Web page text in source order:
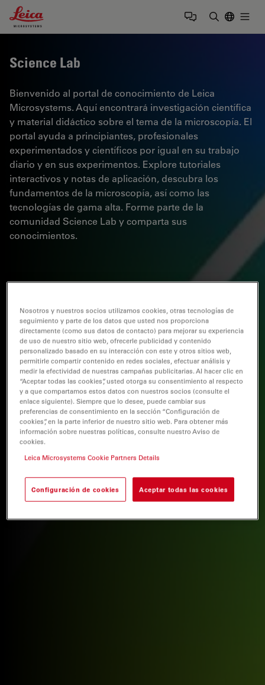
Leica Microsystems Logo
Science Lab
Bienvenido al portal de conocimiento de Leica
Microsystems. Aquí encontrará investigación científica
y material didáctico sobre el tema de la microscopía. El
portal ayuda a principiantes, profesionales
experimentados y científicos por igual en su trabajo
diario y en sus experimentos. Explore tutoriales
interactivos y notas de aplicación, descubra los
fundamentos de la microscopía, así como las
tecnologías de gama alta. Forme parte de la
comunidad Science Lab y comparta sus
conocimientos.
Nosotros y nuestros socios utilizamos cookies, otras tecnologías de
seguimiento y parte de los datos que usted nos proporciona
directamente (como sus datos de contacto) para mejorar su experiencia
de uso de nuestro sitio web, ofrecerle publicidad y contenido
personalizado basado en su interacción con este y otros sitios web,
permitirle compartir contenido en redes sociales, efectuar análisis y
medir la efectividad de nuestras campañas publicitarias. Al hacer clic en
“Aceptar todas las cookies”, usted otorga su consentimiento al respecto
y a que compartamos estos datos con nuestros socios (consulte el
enlace siguiente). Siempre que lo desee, puede cambiar sus
preferencias de consentimiento en la sección “Configuración de
cookies”, en la parte inferior de nuestro sitio web. Para obtener más
información sobre nuestras políticas, consulte nuestro Aviso de
cookies.
Leica Microsystems Cookie Partners Details
Configuración de cookies Aceptar todas las cookies